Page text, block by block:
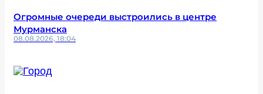
Огромные очереди выстроились в центре
Мурманска
08.08.2026, 18:04